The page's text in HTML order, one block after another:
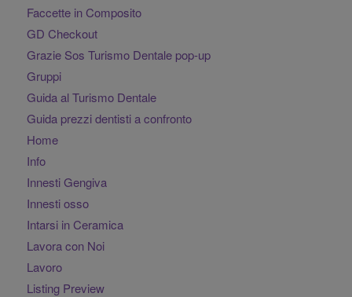
Faccette in Composito
GD Checkout
Grazie Sos Turismo Dentale pop-up
Gruppi
Guida al Turismo Dentale
Guida prezzi dentisti a confronto
Home
Info
Innesti Gengiva
Innesti osso
Intarsi in Ceramica
Lavora con Noi
Lavoro
Listing Preview